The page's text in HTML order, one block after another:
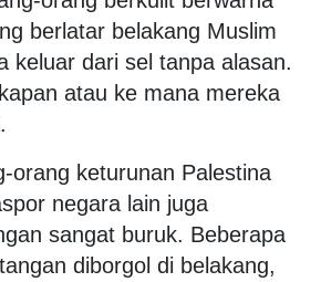
berlatar belakang Muslim
keluar dari sel tanpa alasan.
atau ke mana mereka
orang keturunan Palestina
negara lain juga
sangat buruk. Beberapa
diborgol di belakang,